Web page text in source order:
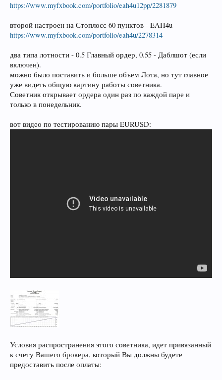
https://www.myfxbook.com/portfolio/eah4u12pp/2281879
второй настроен на Стоплосс 60 пунктов - EAH4u
https://www.myfxbook.com/portfolio/eah4u/2278314
два типа лотности - 0.5 Главный ордер, 0.55 - Даблшот (если
включен).
можно было поставить и больше объем Лота, но тут главное
уже видеть общую картину работы советника.
Советник открывает ордера один раз по каждой паре и
только в понедельник.
вот видео по тестированию пары EURUSD:
Условия распространения этого советника, идет привязанный
к счету Вашего брокера, который Вы должны будете
предоставить после оплаты: